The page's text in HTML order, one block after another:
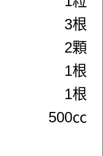
3根
2顆
1根
1根
500㏄